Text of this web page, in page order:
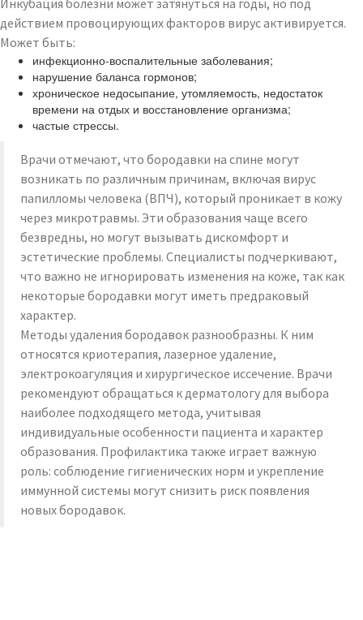
Инкубация болезни может затянуться на годы, но под
действием провоцирующих факторов вирус активируется.
Может быть:
инфекционно-воспалительные заболевания;
нарушение баланса гормонов;
хроническое недосыпание, утомляемость, недостаток
времени на отдых и восстановление организма;
частые стрессы.
Врачи отмечают, что бородавки на спине могут
возникать по различным причинам, включая вирус
папилломы человека (ВПЧ), который проникает в кожу
через микротравмы. Эти образования чаще всего
безвредны, но могут вызывать дискомфорт и
эстетические проблемы. Специалисты подчеркивают,
что важно не игнорировать изменения на коже, так как
некоторые бородавки могут иметь предраковый
характер.
Методы удаления бородавок разнообразны. К ним
относятся криотерапия, лазерное удаление,
электрокоагуляция и хирургическое иссечение. Врачи
рекомендуют обращаться к дерматологу для выбора
наиболее подходящего метода, учитывая
индивидуальные особенности пациента и характер
образования. Профилактика также играет важную
роль: соблюдение гигиенических норм и укрепление
иммунной системы могут снизить риск появления
новых бородавок.